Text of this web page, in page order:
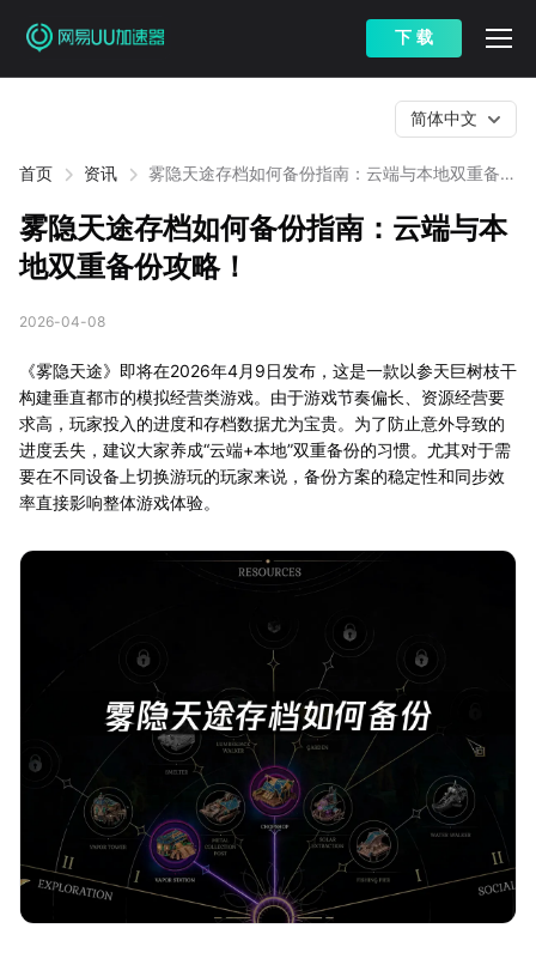
下 载
首页 资讯
雾隐天途存档如何备份指南：云端与本地双重备份
简体中文
雾隐天途存档如何备份指南：云端与本
地双重备份攻略！
2026-04-08
《雾隐天途》即将在2026年4月9日发布，这是一款以参天巨树枝干
构建垂直都市的模拟经营类游戏。由于游戏节奏偏长、资源经营要
求高，玩家投入的进度和存档数据尤为宝贵。为了防止意外导致的
进度丢失，建议大家养成“云端+本地”双重备份的习惯。尤其对于需
要在不同设备上切换游玩的玩家来说，备份方案的稳定性和同步效
率直接影响整体游戏体验。